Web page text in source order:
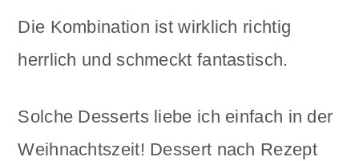
Die Kombination ist wirklich richtig
herrlich und schmeckt fantastisch.
Solche Desserts liebe ich einfach in der
Weihnachtszeit! Dessert nach Rezept